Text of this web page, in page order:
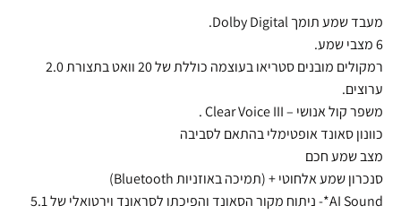
מעבד שמע תומך Dolby Digital.
6 מצבי שמע.
רמקולים מובנים סטריאו בעוצמה כוללת של 20 וואט בתצורת 2.0
ערוצים.
משפר קול אנושי – Clear Voice III .
כוונון סאונד אופטימלי בהתאם לסביבה
מצב שמע חכם
סנכרון שמע אלחוטי + (תמיכה באוזניות Bluetooth)
AI Sound*- ניתוח מקור הסאונד והפיכתו לסראונד וירטואלי של 5.1